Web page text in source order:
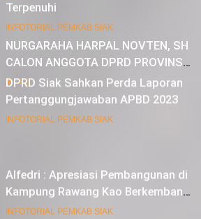
NURGARAHA HARPAL NOVTEN, SH
CALON ANGGOTA DPRD PROVINSI
DKI JAKARTA
IKLAN
Terpenuhi
INFOTORIAL PEMKAB SIAK
DPRD Siak Sahkan Perda Laporan
Pertanggungjawaban APBD 2023
INFOTORIAL PEMKAB SIAK
Alfedri : Apresiasi Pembangunan di
Kampung Rawang Kao Berkembang
Pesat
INFOTORIAL PEMKAB SIAK